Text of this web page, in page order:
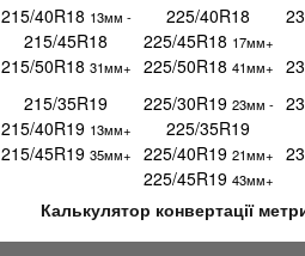
215/40R18 13мм -
215/45R18
215/50R18 31мм+
225/40R18
225/45R18 17мм+
225/50R18 41мм+
215/35R19
215/40R19 13мм+
215/45R19 35мм+
225/30R19 23мм -
225/35R19
225/40R19 21мм+
225/45R19 43мм+
Калькулятор конвертації